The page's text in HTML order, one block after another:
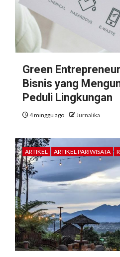
Green
Bisnis yang
Peduli Lingkungan
4 minggu ago Jurnalika
ARTIKEL ARTIKEL PARIWISATA